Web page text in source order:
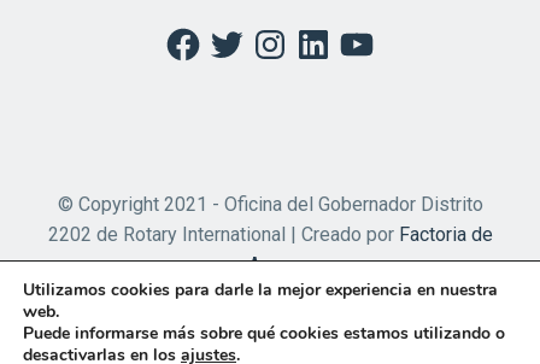
Facebook
TwitterInstagramLinkedInYouTube
© Copyright 2021 - Oficina del Gobernador Distrito
2202 de Rotary International | Creado por Factoria de
Apps
Utilizamos cookies para darle la mejor experiencia en nuestra
web.
Puede informarse más sobre qué cookies estamos utilizando o
desactivarlas en los ajustes.